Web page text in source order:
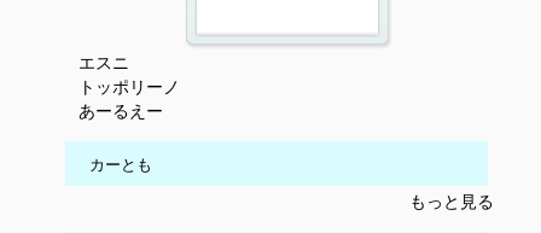
エスニ
トッポリーノ
あーるえー
カーとも
もっと見る